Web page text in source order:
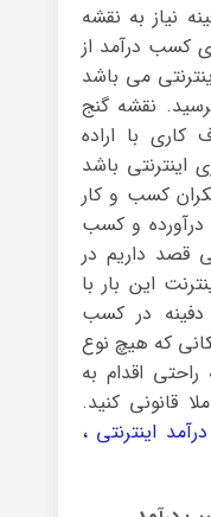
نیاز به نقشه
کسب درآمد از
می باشد
نقشه گنج
کاری با اراده
اینترنتی باشد
کسب و کار
درآورده و کسب
قصد داریم در
این بار با
در کسب
که هیچ نوع
اقدام به
قانونی کنید.
اینترنتی ،